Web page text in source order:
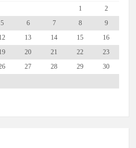
1
2
5 6 7 8
9
13 14 15
16
20 21 22
23
27 28 29
30